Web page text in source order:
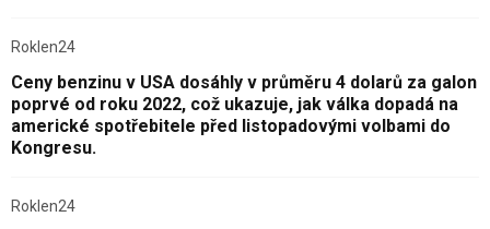
Roklen24
Ceny benzinu v USA dosáhly v průměru 4 dolarů za galon
poprvé od roku 2022, což ukazuje, jak válka dopadá na
americké spotřebitele před listopadovými volbami do
Kongresu.
Roklen24